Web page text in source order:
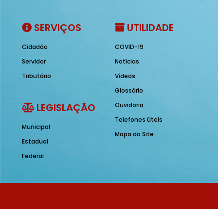
SERVIÇOS
Cidadão
Servidor
Tributário
LEGISLAÇÃO
Municipal
Estadual
Federal
UTILIDADE
COVID-19
Notícias
Vídeos
Glossário
Ouvidoria
Telefones úteis
Mapa do Site